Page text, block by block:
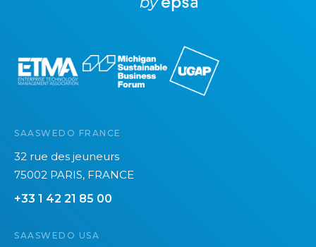
SAASWEDO FRANCE
32 rue des jeuneurs
75002 PARIS, FRANCE
+33 1 42 21 85 00
SAASWEDO USA